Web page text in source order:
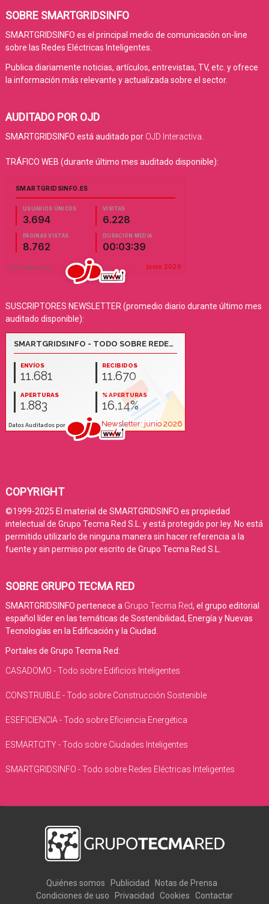
SOBRE SMARTGRIDSINFO
SMARTGRIDSINFO es el principal medio de comunicación on-line
sobre las Redes Eléctricas Inteligentes.
Publica diariamente noticias, artículos, entrevistas, TV, etc. y ofrece
la información más relevante y actualizada sobre el sector.
AUDITADO POR OJD
SMARTGRIDSINFO está auditado por OJD Interactiva.
TRÁFICO WEB (durante último mes auditado disponible):
SUSCRIPTORES NEWSLETTER (promedio diario durante último mes
auditado disponible):
COPYRIGHT
©1999-2025 El material de SMARTGRIDSINFO es propiedad
intelectual de Grupo Tecma Red S.L. y está protegido por ley. No está
permitido utilizarlo de ninguna manera sin hacer referencia a la
fuente y sin permiso por escrito de Grupo Tecma Red S.L.
SOBRE GRUPO TECMA RED
SMARTGRIDSINFO pertenece a Grupo Tecma Red, el grupo editorial
español líder en las temáticas de Sostenibilidad, Energía y Nuevas
Tecnologías en la Edificación y la Ciudad.
Portales de Grupo Tecma Red:
CASADOMO - Todo sobre Edificios Inteligentes
CONSTRUIBLE - Todo sobre Construcción Sostenible
ESEFICIENCIA - Todo sobre Eficiencia Energética
ESMARTCITY - Todo sobre Ciudades Inteligentes
SMARTGRIDSINFO - Todo sobre Redes Eléctricas Inteligentes
Quiénes somos Publicidad
Notas de Prensa
Condiciones de uso
Privacidad Cookies Contactar